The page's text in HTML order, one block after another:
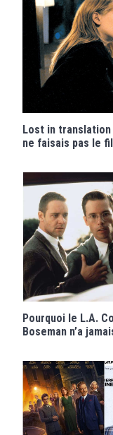
Lost in translation
ne faisais pas le
Pourquoi le L.A.
Boseman n’a